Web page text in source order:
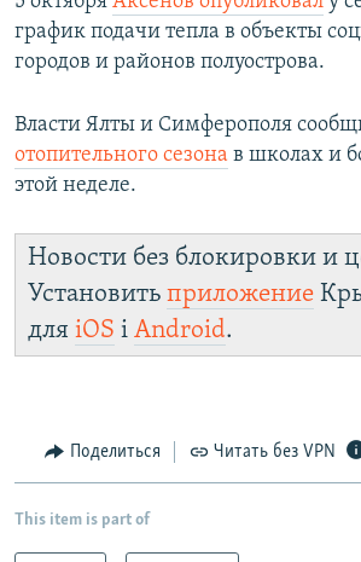
график подачи тепла в объекты
городов и районов полуострова.
Власти Ялты и Симферополя
отопительного сезона в школах и
этой неделе.
Новости без блокировки и
Установить приложение
для iOS і Android.
Поделиться Читать без VPN
This item is part of